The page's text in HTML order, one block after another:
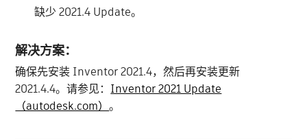
缺少 2021.4 Update。
解决方案：
确保先安装 Inventor 2021.4，然后再安装更新
2021.4.4。请参见： Inventor 2021 Update
（autodesk.com）。